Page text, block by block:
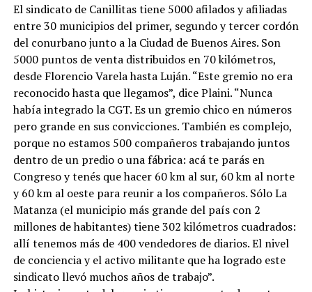
El sindicato de Canillitas tiene 5000 afilados y afiliadas
entre 30 municipios del primer, segundo y tercer cordón
del conurbano junto a la Ciudad de Buenos Aires. Son
5000 puntos de venta distribuidos en 70 kilómetros,
desde Florencio Varela hasta Luján. “Este gremio no era
reconocido hasta que llegamos”, dice Plaini. “Nunca
había integrado la CGT. Es un gremio chico en números
pero grande en sus convicciones. También es complejo,
porque no estamos 500 compañeros trabajando juntos
dentro de un predio o una fábrica: acá te parás en
Congreso y tenés que hacer 60 km al sur, 60 km al norte
y 60 km al oeste para reunir a los compañeros. Sólo La
Matanza (el municipio más grande del país con 2
millones de habitantes) tiene 302 kilómetros cuadrados:
allí tenemos más de 400 vendedores de diarios. El nivel
de conciencia y el activo militante que ha logrado este
sindicato llevó muchos años de trabajo”.